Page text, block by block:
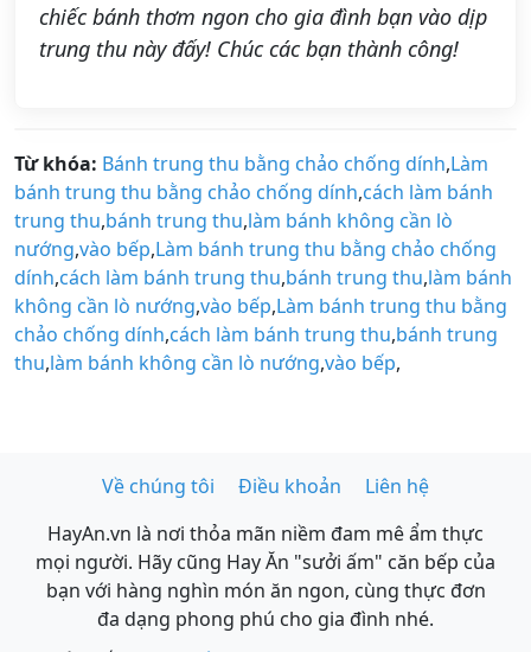
chiếc bánh thơm ngon cho gia đình bạn vào dịp
trung thu này đấy! Chúc các bạn thành công!
Từ khóa: Bánh trung thu bằng chảo chống dính,Làm
bánh trung thu bằng chảo chống dính,cách làm bánh
trung thu,bánh trung thu,làm bánh không cần lò
nướng,vào bếp,Làm bánh trung thu bằng chảo chống
dính,cách làm bánh trung thu,bánh trung thu,làm bánh
không cần lò nướng,vào bếp,Làm bánh trung thu bằng
chảo chống dính,cách làm bánh trung thu,bánh trung
thu,làm bánh không cần lò nướng,vào bếp,
Về chúng tôi Điều khoản
Liên hệ
HayAn.vn là nơi thỏa mãn niềm đam mê ẩm thực
mọi người. Hãy cũng Hay Ăn "sưởi ấm" căn bếp của
bạn với hàng nghìn món ăn ngon, cùng thực đơn
đa dạng phong phú cho gia đình nhé.